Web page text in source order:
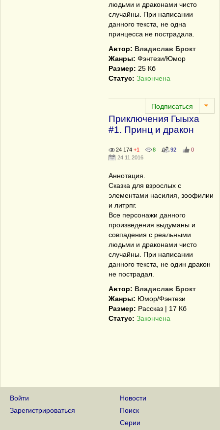
людьми и драконами чисто
случайны. При написании
данного текста, не одна
принцесса не пострадала.
Автор: Владислав Брокт
Жанры: Фэнтези/Юмор
Размер: 25 Кб
Статус: Закончена
Приключения Гыыха
#1. Принц и дракон
24 174 +1 8 92
0
24.11.2016
Аннотация.
Сказка для взрослых с
элементами насилия, зоофилии
и литрпг.
Все персонажи данного
произведения выдуманы и
совпадения с реальными
людьми и драконами чисто
случайны. При написании
данного текста, не один дракон
не пострадал.
Автор: Владислав Брокт
Жанры: Юмор/Фэнтези
Размер: Рассказ | 17 Кб
Статус: Закончена
Войти
Зарегистрироваться
Новости
Поиск
Серии